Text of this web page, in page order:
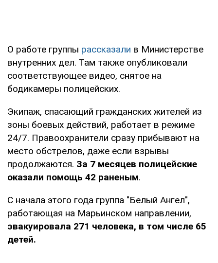
О работе группы рассказали в Министерстве
внутренних дел. Там также опубликовали
соответствующее видео, снятое на
бодикамеры полицейских.
Экипаж, спасающий гражданских жителей из
зоны боевых действий, работает в режиме
24/7. Правоохранители сразу прибывают на
место обстрелов, даже если взрывы
продолжаются. За 7 месяцев полицейские
оказали помощь 42 раненым.
С начала этого года группа "Белый Ангел",
работающая на Марьинском направлении,
эвакуировала 271 человека, в том числе 65
детей.